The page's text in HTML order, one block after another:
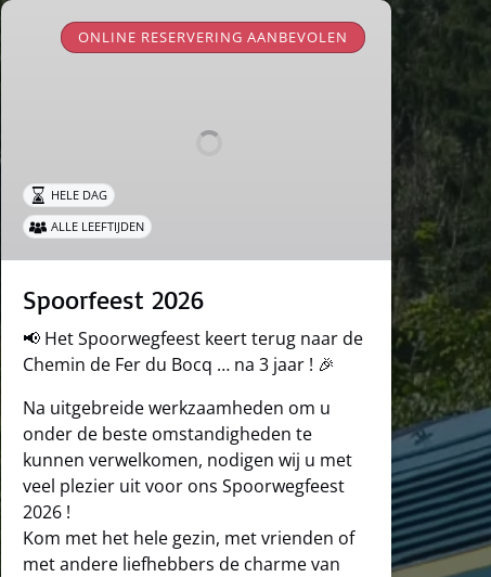
Spoorfeest
ONLINE RESERVERING AANBEVOLEN
HELE DAG
ALLE LEEFTIJDEN
Spoorfeest 2026
📢 Het Spoorwegfeest keert terug naar de
Chemin de Fer du Bocq … na 3 jaar ! 🎉
Na uitgebreide werkzaamheden om u
onder de beste omstandigheden te
kunnen verwelkomen, nodigen wij u met
veel plezier uit voor ons Spoorwegfeest
2026 !
Kom met het hele gezin, met vrienden of
met andere liefhebbers de charme van